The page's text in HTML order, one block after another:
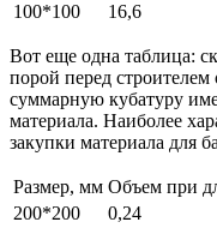
100*100
16,6
Вот еще одна таблица:
порой перед
суммарную кубатуру
материала. Наиболее
закупки материала для
Размер, мм Объем при
200*200
0,24